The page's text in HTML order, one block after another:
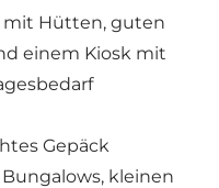
mit Hütten, guten
einem Kiosk mit
Gepäck
kleinen